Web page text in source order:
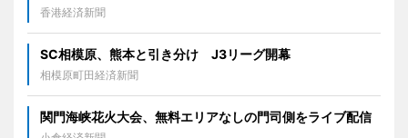
香港経済新聞
SC相模原、熊本と引き分け J3リーグ開幕
相模原町田経済新聞
関門海峡花火大会、無料エリアなしの門司側をライブ配信